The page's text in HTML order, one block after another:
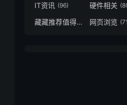
IT资讯 (96) 硬件相关
藏藏推荐值得一看 (73)
网页浏览